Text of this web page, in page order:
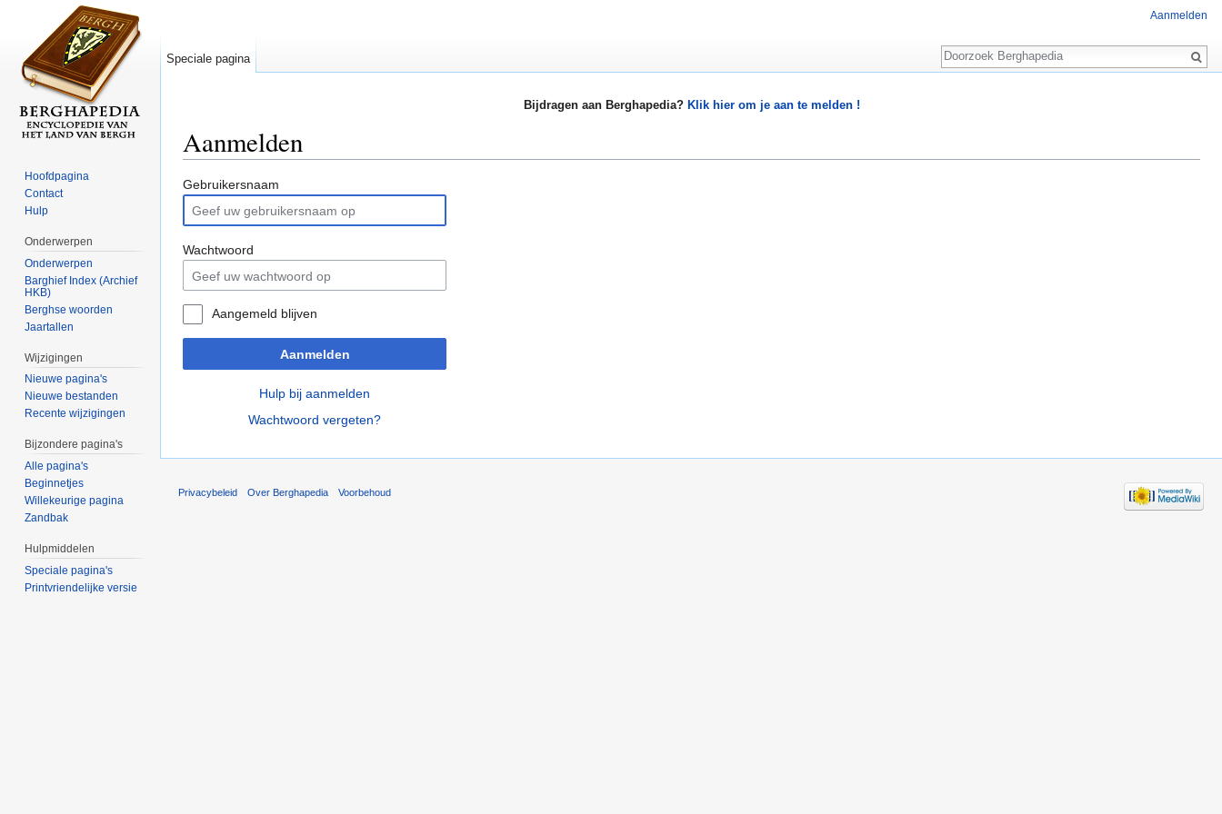
Bijdragen aan Berghapedia? Klik hier om je aan te melden !
Aanmelden
Gebruikersnaam
Wachtwoord
Aangemeld blijven
Aanmelden
Hulp bij aanmelden
Wachtwoord vergeten?
Aanmelden
Speciale pagina
Zoeken
Hoofdpagina
Contact
Hulp
Onderwerpen
Onderwerpen
Barghief Index (Archief
HKB)
Berghse woorden
Jaartallen
Wijzigingen
Nieuwe pagina's
Nieuwe bestanden
Recente wijzigingen
Bijzondere pagina's
Alle pagina's
Beginnetjes
Willekeurige pagina
Zandbak
Hulpmiddelen
Speciale pagina's
Printvriendelijke versie
Privacybeleid Over Berghapedia Voorbehoud